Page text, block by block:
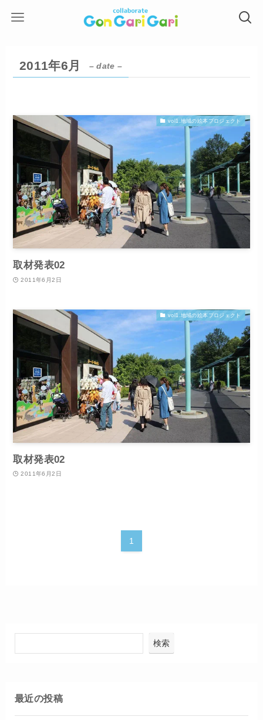
2011年6月 – date –
vol1.地域の絵本プロジェクト
取材発表02
2011年6月2日
vol1.地域の絵本プロジェクト
取材発表02
2011年6月2日
1
検索
最近の投稿